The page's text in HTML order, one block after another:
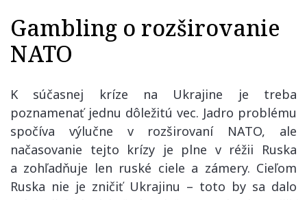
Gambling o rozširovanie
NATO
K súčasnej kríze na Ukrajine je treba
poznamenať jednu dôležitú vec. Jadro problému
spočíva výlučne v rozširovaní NATO, ale
načasovanie tejto krízy je plne v réžii Ruska
a zohľadňuje len ruské ciele a zámery. Cieľom
Ruska nie je zničiť Ukrajinu – toto by sa dalo